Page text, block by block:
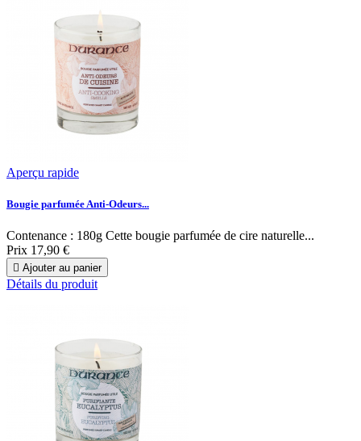
Aperçu rapide
Bougie parfumée Anti-Odeurs...
Contenance : 180g Cette bougie parfumée de cire naturelle...
Prix 17,90 €
 Ajouter au panier
Détails du produit